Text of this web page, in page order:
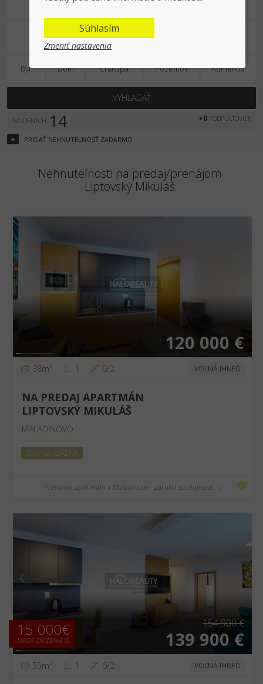
Predaj/prenájom
Byt Dom Chalupa Pozemok Komercia
VYHĽADAŤ
NÁJDENÝCH 14 +0 PODPULTOVIEK
+ PRIDAŤ NEHNUTEĽNOSŤ ZADARMO
Nehnuteľnosti na predaj/prenájom
Liptovský Mikuláš
120 000 €
38m² 1 0/2 VOĽNÁ IHNEĎ
NA PREDAJ APARTMÁN
LIPTOVSKÝ MIKULÁŠ
MALADINOVO
3D PREHLIADKA
Prémiový apartmán v Maladinove - záruka spokojnosti :-)
❯
15 000€
MEGA ZNÍŽENIE O
154 900 €
139 900 €
55m² 1 0/2 VOĽNÁ IHNEĎ
Súhlasím
Zmeniť nastavenia